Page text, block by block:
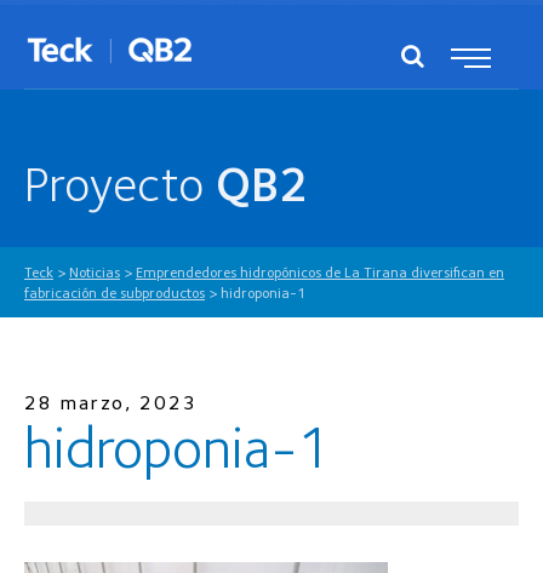
Proyecto QB2
Teck > Noticias > Emprendedores hidropónicos de La Tirana diversifican en
fabricación de subproductos > hidroponia-1
28 marzo, 2023
hidroponia-1